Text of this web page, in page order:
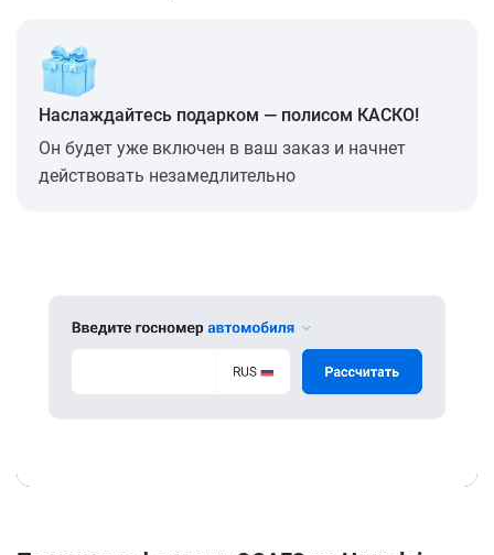
Наслаждайтесь подарком — полисом КАСКО!
Он будет уже включен в ваш заказ и начнет
действовать незамедлительно